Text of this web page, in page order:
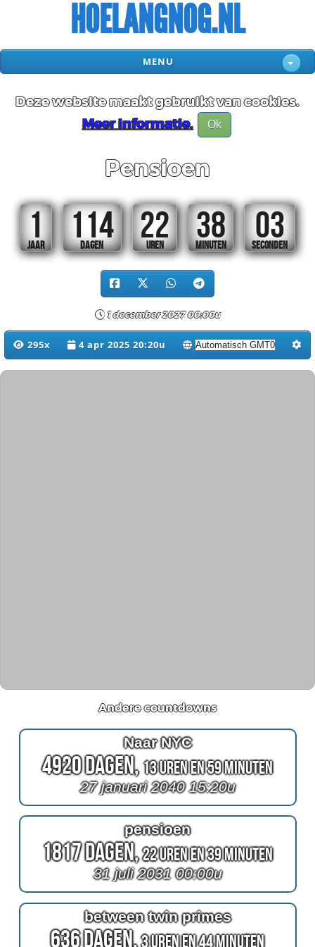
HOELANGNOG.NL
MENU
Deze website maakt gebruikt van cookies.
Meer informatie.
Ok
Pensioen
1
JAAR
114
DAGEN
22
UREN
38
MINUTEN
03
SECONDEN
1 december 2027 00:00u
295x 4 apr 2025 20:20u
Andere countdowns
Naar NYC
4920 Dagen,13 Uren en 59 Minuten
27 januari 2040 15:20u
pensioen
1817 Dagen,22 Uren en 39 Minuten
31 juli 2031 00:00u
between twin primes
636 Dagen,3 Uren en 44 Minuten